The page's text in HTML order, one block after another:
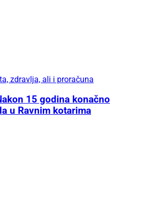
zdravlja, ali i proračuna
15 godina konačno
u Ravnim kotarima